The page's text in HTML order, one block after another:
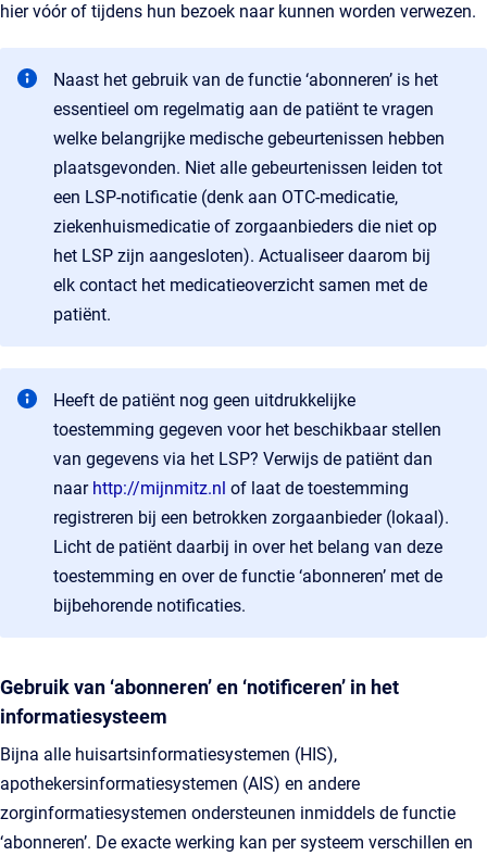
hier vóór of tijdens hun bezoek naar kunnen worden verwezen.
Naast het gebruik van de functie ‘abonneren’ is het
essentieel om regelmatig aan de patiënt te vragen
welke belangrijke medische gebeurtenissen hebben
plaatsgevonden. Niet alle gebeurtenissen leiden tot
een LSP‑notificatie (denk aan OTC‑medicatie,
ziekenhuismedicatie of zorgaanbieders die niet op
het LSP zijn aangesloten). Actualiseer daarom bij
elk contact het medicatieoverzicht samen met de
patiënt.
Heeft de patiënt nog geen uitdrukkelijke
toestemming gegeven voor het beschikbaar stellen
van gegevens via het LSP? Verwijs de patiënt dan
naar http://mijnmitz.nl of laat de toestemming
registreren bij een betrokken zorgaanbieder (lokaal).
Licht de patiënt daarbij in over het belang van deze
toestemming en over de functie ‘abonneren’ met de
bijbehorende notificaties.
Gebruik van ‘abonneren’ en ‘notificeren’ in het
informatiesysteem
Bijna alle huisartsinformatiesystemen (HIS),
apothekersinformatiesystemen (AIS) en andere
zorginformatiesystemen ondersteunen inmiddels de functie
‘abonneren’. De exacte werking kan per systeem verschillen en